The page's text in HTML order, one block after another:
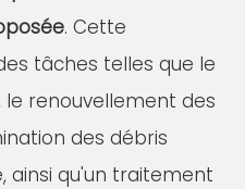
. Cette
tâches telles que le
renouvellement des
des débris
ainsi qu'un traitement